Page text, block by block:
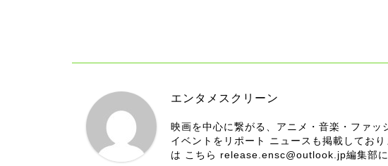
エンタメスクリーン
映画を中心に繋がる、アニメ・音楽・ファ
イベントをリポート ニュースも掲載してお
は こちら release.ensc@outlook.jp編集部に